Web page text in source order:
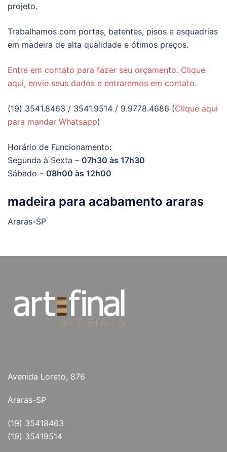
projeto.
Trabalhamos com portas, batentes, pisos e esquadrias
em madeira de alta qualidade e ótimos preços.
Entre em contato para fazer seu orçamento. Clique
aqui, envie seus dados e entraremos em contato.
(19) 3541.8463 / 3541.9514 / 9.9778.4686 (Clique aqui
para mandar Whatsapp)
Horário de Funcionamento:
Segunda à Sexta – 07h30 às 17h30
Sábado – 08h00 às 12h00
madeira para acabamento araras
Araras-SP
Avenida Loreto, 876
Araras-SP
(19) 35418463
(19) 35419514